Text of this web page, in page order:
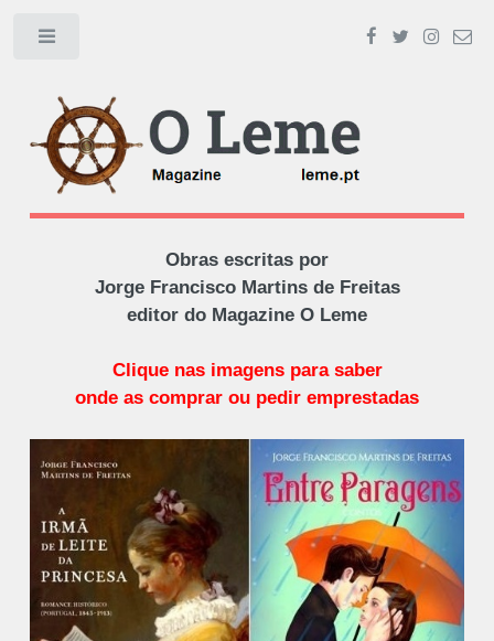
Obras escritas por
Jorge Francisco Martins de Freitas
editor do Magazine O Leme
Clique nas imagens para saber
onde as comprar ou pedir emprestadas